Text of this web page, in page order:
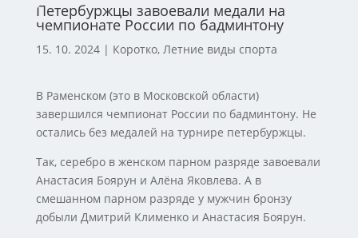
Петербуржцы завоевали медали на
чемпионате России по бадминтону
15. 10. 2024| Коротко, Летние виды спорта
В Раменском (это в Московской области)
завершился чемпионат России по бадминтону. Не
остались без медалей на турнире петербуржцы.
Так, серебро в женском парном разряде завоевали
Анастасия Боярун и Алёна Яковлева. А в
смешанном парном разряде у мужчин бронзу
добыли Дмитрий Клименко и Анастасия Боярун.